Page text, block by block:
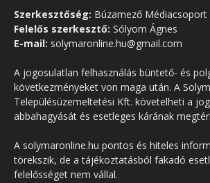
Szerkesztőség: Búzamező Médiacsoport
Felelős szerkesztő: Sólyom Ágnes
E-mail: solymaronline.hu@gmail.com
A jogosulatlan felhasználás büntető- és
következményeket von maga után. A
Településüzemeltetési Kft. követelheti a
abbahagyását és esetleges kárának
A solymaronline.hu pontos és hiteles
törekszik, de a tájékoztatásból fakadó
felelősséget nem vállal.